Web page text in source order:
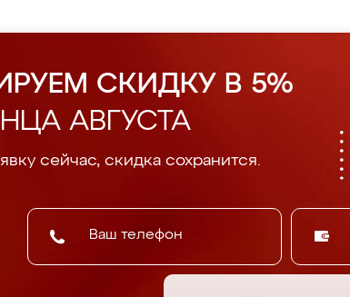
СКИДКУ В 5%
АВГУСТА
сейчас, скидка сохранится.